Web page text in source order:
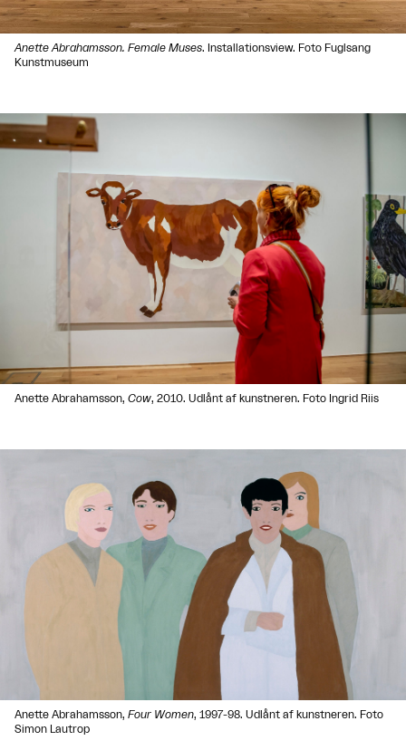
Anette Abrahamsson. Female Muses. Installationsview. Foto Fuglsang
Kunstmuseum
Anette Abrahamsson, Cow, 2010. Udlånt af kunstneren. Foto Ingrid Riis
Anette Abrahamsson, Four Women, 1997-98. Udlånt af kunstneren. Foto
Simon Lautrop